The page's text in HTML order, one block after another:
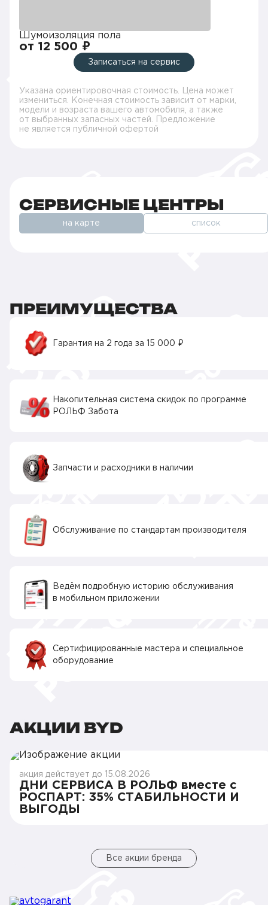
Шумоизоляция пола
от 12 500 ₽
Записаться на сервис
Указана ориентировочная стоимость. Цена может
измениться. Конечная стоимость зависит от марки,
модели и возраста вашего автомобиля, а также
от выбранных запасных частей. Предложение
не является публичной офертой
СЕРВИСНЫЕ ЦЕНТРЫ
на карте список
ПРЕИМУЩЕСТВА
Гарантия на 2 года за 15 000 ₽
Накопительная система скидок по программе
РОЛЬФ Забота
Запчасти и расходники в наличии
Обслуживание по стандартам производителя
Ведём подробную историю обслуживания
в мобильном приложении
Сертифицированные мастера и специальное
оборудование
АКЦИИ BYD
акция действует до 15.08.2026
ДНИ СЕРВИСА В РОЛЬФ вместе с
РОСПАРТ: 35% СТАБИЛЬНОСТИ И
ВЫГОДЫ
Все акции бренда